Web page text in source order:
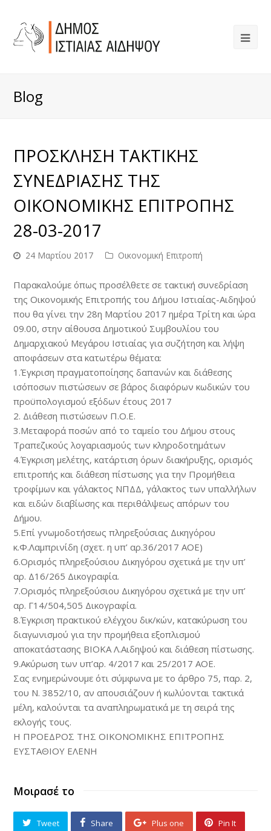
Blog
ΠΡΟΣΚΛΗΣΗ ΤΑΚΤΙΚΗΣ
ΣΥΝΕΔΡΙΑΣΗΣ ΤΗΣ
ΟΙΚΟΝΟΜΙΚΗΣ ΕΠΙΤΡΟΠΗΣ
28-03-2017
24 Μαρτίου 2017 Οικονομική Επιτροπή
Παρακαλούμε όπως προσέλθετε σε τακτική συνεδρίαση
της Οικονομικής Επιτροπής του Δήμου Ιστιαίας-Αιδηψού
που θα γίνει την 28η Μαρτίου 2017 ημέρα Τρίτη και ώρα
09.00, στην αίθουσα Δημοτικού Συμβουλίου του
Δημαρχιακού Μεγάρου Ιστιαίας για συζήτηση και λήψη
αποφάσεων στα κατωτέρω θέματα:
1.Έγκριση πραγματοποίησης δαπανών και διάθεσης
ισόποσων πιστώσεων σε βάρος διαφόρων κωδικών του
προϋπολογισμού εξόδων έτους 2017
2. Διάθεση πιστώσεων Π.Ο.Ε.
3.Μεταφορά ποσών από το ταμείο του Δήμου στους
Τραπεζικούς λογαριασμούς των κληροδοτημάτων
4.Έγκριση μελέτης, κατάρτιση όρων διακήρυξης, ορισμός
επιτροπής και διάθεση πίστωσης για την Προμήθεια
τροφίμων και γάλακτος ΝΠΔΔ, γάλακτος των υπαλλήλων
και ειδών διαβίωσης και περιθάλψεως απόρων του
Δήμου.
5.Επί γνωμοδοτήσεως πληρεξούσιας Δικηγόρου
κ.Φ.Λαμπρινίδη (σχετ. η υπ’ αρ.36/2017 ΑΟΕ)
6.Ορισμός πληρεξούσιου Δικηγόρου σχετικά με την υπ’
αρ. Δ16/265 Δικογραφία.
7.Ορισμός πληρεξούσιου Δικηγόρου σχετικά με την υπ’
αρ. Γ14/504,505 Δικογραφία.
8.Έγκριση πρακτικού ελέγχου δικ/κών, κατακύρωση του
διαγωνισμού για την προμήθεια εξοπλισμού
αποκατάστασης ΒΙΟΚΑ Λ.Αιδηψού και διάθεση πίστωσης.
9.Ακύρωση των υπ’αρ. 4/2017 και 25/2017 ΑΟΕ.
Σας ενημερώνουμε ότι σύμφωνα με το άρθρο 75, παρ. 2,
του N. 3852/10, αν απουσιάζουν ή κωλύονται τακτικά
μέλη, καλούνται τα αναπληρωματικά με τη σειρά της
εκλογής τους.
Η ΠΡΟΕΔΡΟΣ ΤΗΣ ΟΙΚΟΝΟΜΙΚΗΣ ΕΠΙΤΡΟΠΗΣ
ΕΥΣΤΑΘΙΟΥ ΕΛΕΝΗ
Μοιρασέ το
Tweet Share Plus one Pin It